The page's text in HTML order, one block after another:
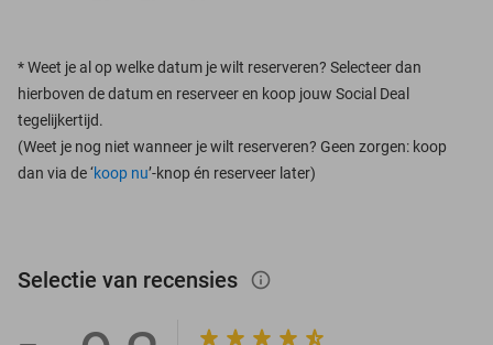
*Weet je al op welke datum je wilt reserveren? Selecteer dan
hierboven de datum en reserveer en koop jouw Social Deal
tegelijkertijd.
(Weet je nog niet wanneer je wilt reserveren? Geen zorgen: koop
dan via de ‘koop nu’-knop én reserveer later)
Selectie van recensies info_outlined